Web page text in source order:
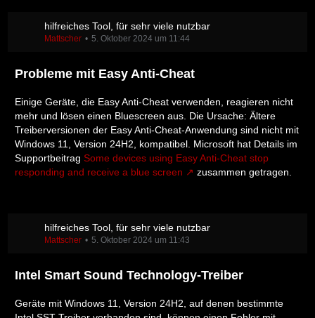
hilfreiches Tool, für sehr viele nutzbar
Mattscher 5. Oktober 2024 um 11:44
Probleme mit Easy Anti-Cheat
Einige Geräte, die Easy Anti-Cheat verwenden, reagieren nicht
mehr und lösen einen Bluescreen aus. Die Ursache: Ältere
Treiberversionen der Easy Anti-Cheat-Anwendung sind nicht mit
Windows 11, Version 24H2, kompatibel. Microsoft hat Details im
Supportbeitrag Some devices using Easy Anti-Cheat stop
responding and receive a blue screen
zusammen getragen.
hilfreiches Tool, für sehr viele nutzbar
Mattscher 5. Oktober 2024 um 11:43
Intel Smart Sound Technology-Treiber
Geräte mit Windows 11, Version 24H2, auf denen bestimmte